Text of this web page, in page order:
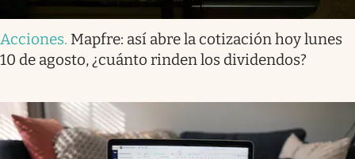
Acciones. Mapfre: así abre la cotización hoy lunes
10 de agosto, ¿cuánto rinden los dividendos?